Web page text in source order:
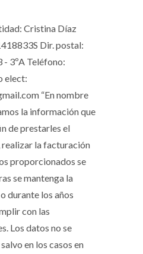
Cristina Díaz
Dir. postal:
- 3ºA Teléfono:
elect:
“En nombre
la información que
de prestarles el
la facturación
proporcionados se
se mantenga la
durante los años
con las
Los datos no se
en los casos en